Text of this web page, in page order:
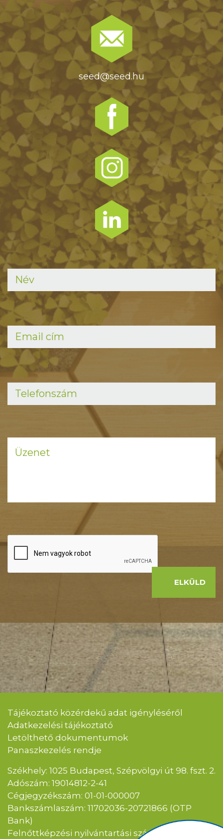
seed@seed.hu
ELKÜLD
Tájékoztató közérdekű adat igényléséről
Adatkezelési tájékoztató
Letölthető dokumentumok
Panaszkezelés rendje
Székhely: 1025 Budapest, Szépvölgyi út 98. fszt. 2.
Adószám: 19014812-2-41
Cégjegyzékszám: 01-01-000007
Bankszámlaszám: 11702036-20721866 (OTP
Bank)
Felnőttképzési nyilvántartási szám: